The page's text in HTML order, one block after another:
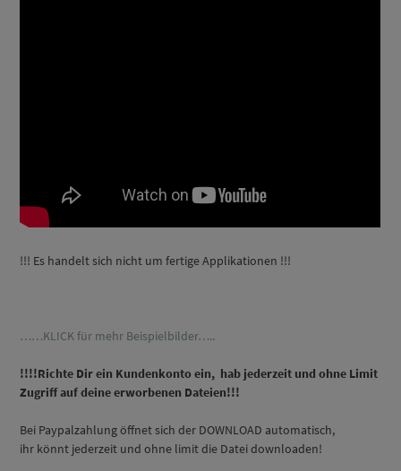
!!! Es handelt sich nicht um fertige Applikationen !!!
……KLICK für mehr Beispielbilder…..
!!!!Richte Dir ein Kundenkonto ein, hab jederzeit und ohne Limit
Zugriff auf deine erworbenen Dateien!!!
Bei Paypalzahlung öffnet sich der DOWNLOAD automatisch,
ihr könnt jederzeit und ohne limit die Datei downloaden!